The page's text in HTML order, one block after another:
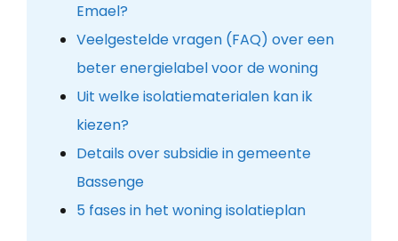
Emael?
Veelgestelde vragen (FAQ) over een
beter energielabel voor de woning
Uit welke isolatiematerialen kan ik
kiezen?
Details over subsidie in gemeente
Bassenge
5 fases in het woning isolatieplan